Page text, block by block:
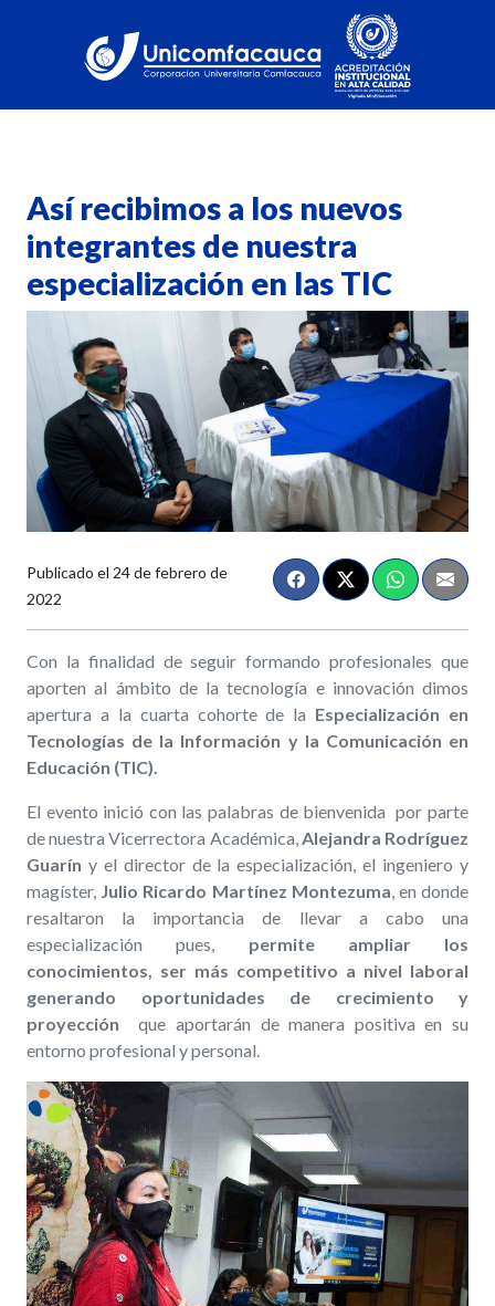
Así recibimos a los nuevos
integrantes de nuestra
especialización en las TIC
Publicado el 24 de febrero de
2022
Con la finalidad de seguir formando profesionales que
aporten al ámbito de la tecnología e innovación dimos
apertura a la cuarta cohorte de la Especialización en
Tecnologías de la Información y la Comunicación en
Educación (TIC).
El evento inició con las palabras de bienvenida por parte
de nuestra Vicerrectora Académica,Alejandra Rodríguez
Guarín y el director de la especialización, el ingeniero y
magíster, Julio Ricardo Martínez Montezuma, en donde
resaltaron la importancia de llevar a cabo una
especialización pues, permite ampliar los
conocimientos, ser más competitivo a nivel laboral
generando oportunidades de crecimiento y
proyección
que aportarán de manera positiva en su
entorno profesional y personal.